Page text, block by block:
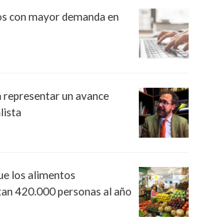
con mayor demanda en
un avance
los alimentos
420.000 personas al año